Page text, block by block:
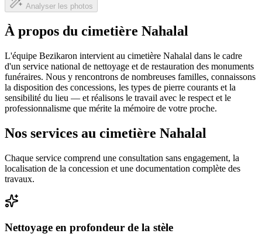
Analyser les photos
À propos du cimetière Nahalal
L'équipe Bezikaron intervient au cimetière Nahalal dans le cadre
d'un service national de nettoyage et de restauration des monuments
funéraires. Nous y rencontrons de nombreuses familles, connaissons
la disposition des concessions, les types de pierre courants et la
sensibilité du lieu — et réalisons le travail avec le respect et le
professionnalisme que mérite la mémoire de votre proche.
Nos services au cimetière Nahalal
Chaque service comprend une consultation sans engagement, la
localisation de la concession et une documentation complète des
travaux.
Nettoyage en profondeur de la stèle